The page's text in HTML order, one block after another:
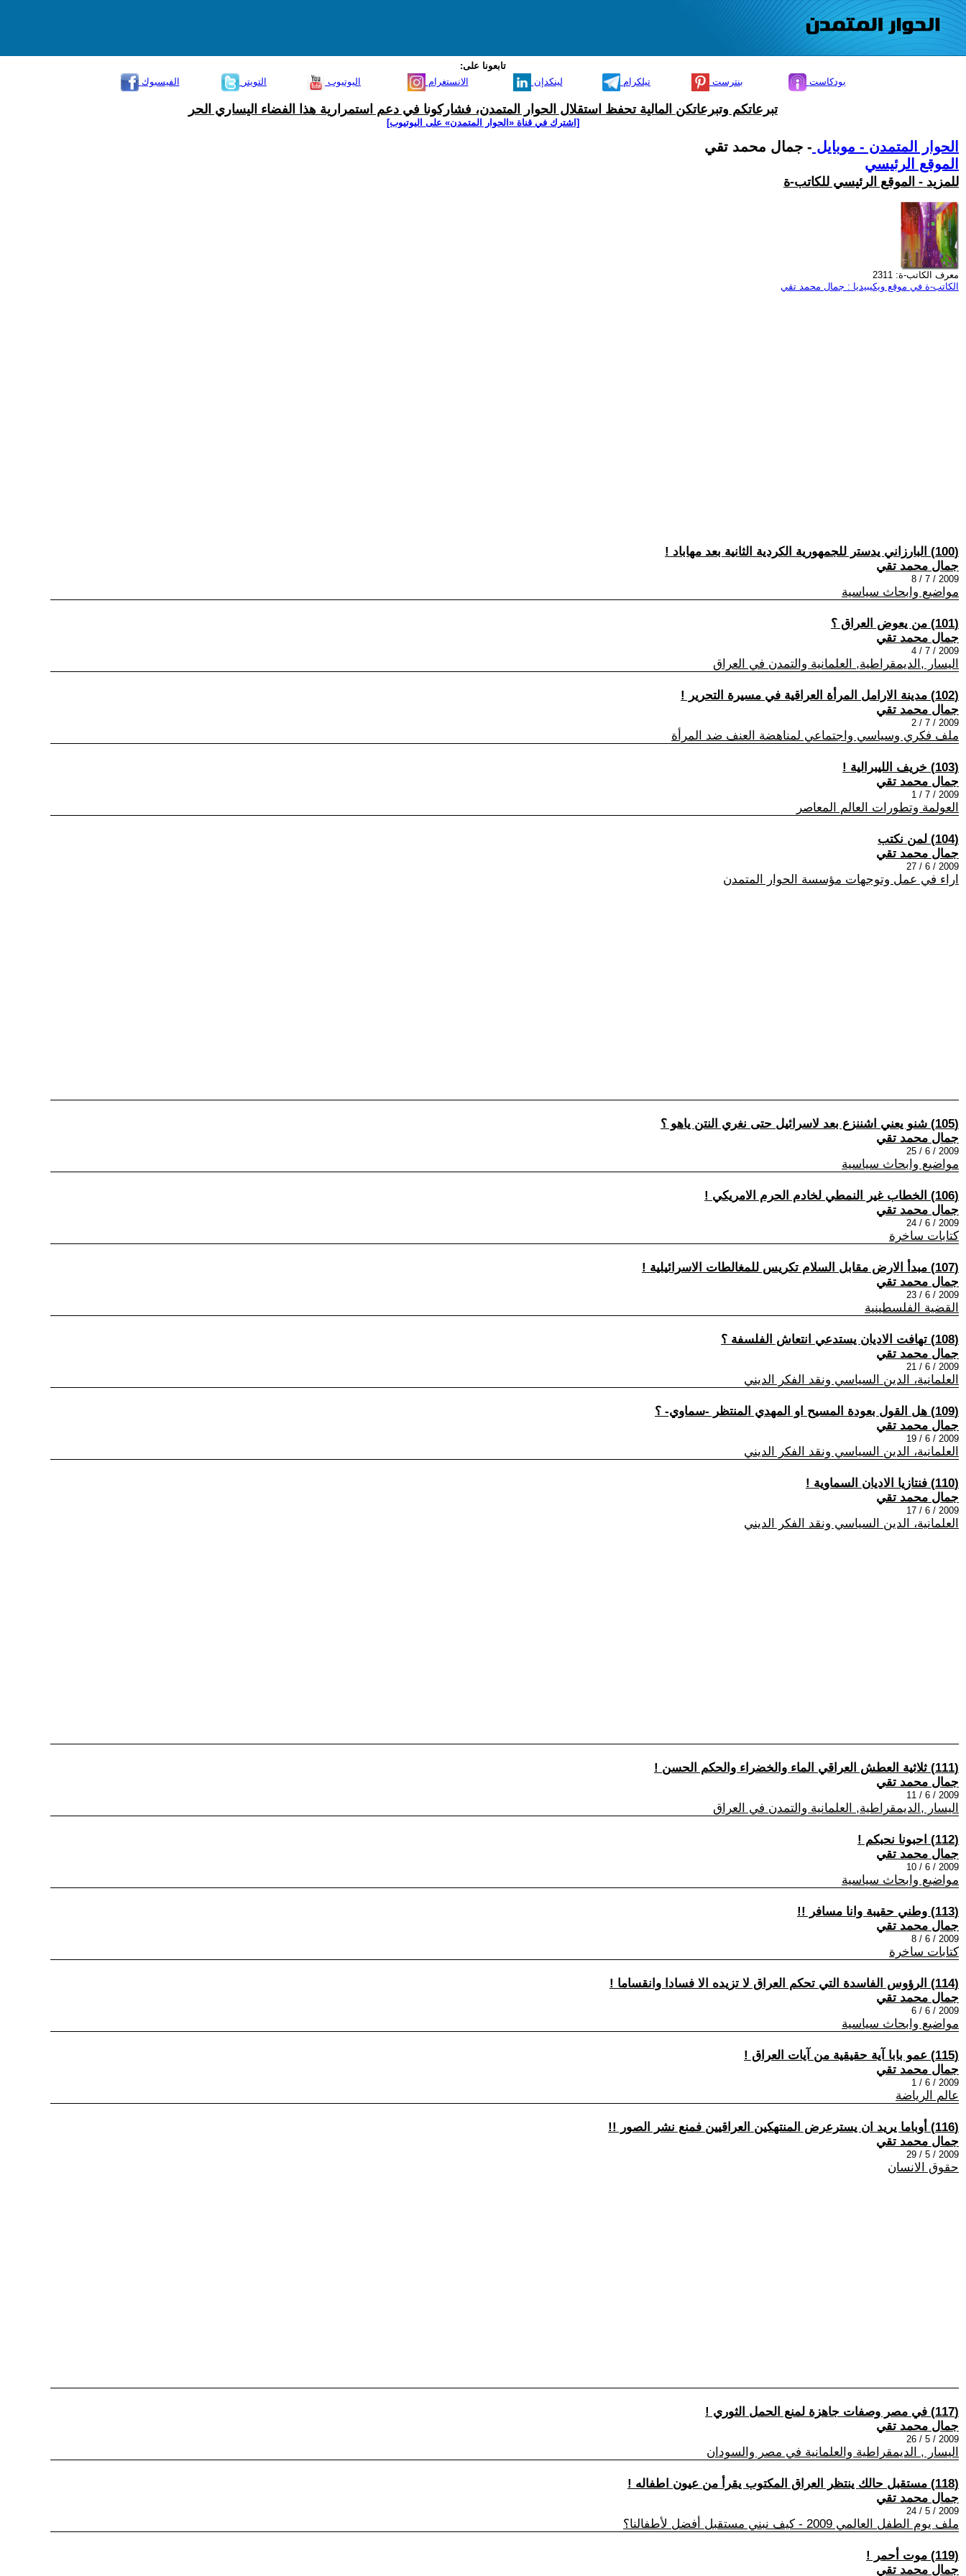
تابعونا على:
الفيسبوك
التويتر اليوتيوب الانستغرام لينكدإن تيلكرام بنترست بودكاست
تبرعاتكم وتبرعاتكن المالية تحفظ استقلال الحوار المتمدن، فشاركونا في دعم استمرارية هذا الفضاء اليساري الحر
[اشترك في قناة ‫«الحوار المتمدن» على اليوتيوب]
الحوار المتمدن - موبايل - جمال محمد تقي
الموقع الرئيسي
للمزيد - الموقع الرئيسي للكاتب-ة
معرف الكاتب-ة: 2311
الكاتب-ة في موقع ويكيبيديا : جمال محمد تقي
(100) البارزاني يدستر للجمهورية الكردية الثانية بعد مهاباد !
جمال محمد تقي
2009 / 7 / 8
مواضيع وابحاث سياسية
(101) من يعوض العراق ؟
جمال محمد تقي
2009 / 7 / 4
اليسار ,الديمقراطية, العلمانية والتمدن في العراق
(102) مدينة الارامل المرأة العراقية في مسيرة التحرير !
جمال محمد تقي
2009 / 7 / 2
ملف فكري وسياسي واجتماعي لمناهضة العنف ضد المرأة
(103) خريف الليبرالية !
جمال محمد تقي
2009 / 7 / 1
العولمة وتطورات العالم المعاصر
(104) لمن نكتب
جمال محمد تقي
2009 / 6 / 27
اراء في عمل وتوجهات مؤسسة الحوار المتمدن
(105) شنو يعني اشننزع بعد لاسرائيل حتى نغري النتن ياهو ؟
جمال محمد تقي
2009 / 6 / 25
مواضيع وابحاث سياسية
(106) الخطاب غير النمطي لخادم الحرم الامريكي !
جمال محمد تقي
2009 / 6 / 24
كتابات ساخرة
(107) مبدأ الارض مقابل السلام تكريس للمغالطات الاسرائيلية !
جمال محمد تقي
2009 / 6 / 23
القضية الفلسطينية
(108) تهافت الاديان يستدعي انتعاش الفلسفة ؟
جمال محمد تقي
2009 / 6 / 21
العلمانية، الدين السياسي ونقد الفكر الديني
(109) هل القول بعودة المسيح او المهدي المنتظر -سماوي- ؟
جمال محمد تقي
2009 / 6 / 19
العلمانية، الدين السياسي ونقد الفكر الديني
(110) فنتازيا الاديان السماوية !
جمال محمد تقي
2009 / 6 / 17
العلمانية، الدين السياسي ونقد الفكر الديني
(111) ثلاثية العطش العراقي الماء والخضراء والحكم الحسن !
جمال محمد تقي
2009 / 6 / 11
اليسار ,الديمقراطية, العلمانية والتمدن في العراق
(112) احبونا نحبكم !
جمال محمد تقي
2009 / 6 / 10
مواضيع وابحاث سياسية
(113) وطني حقيبة وانا مسافر !!
جمال محمد تقي
2009 / 6 / 8
كتابات ساخرة
(114) الرؤوس الفاسدة التي تحكم العراق لا تزيده الا فسادا وانقساما !
جمال محمد تقي
2009 / 6 / 6
مواضيع وابحاث سياسية
(115) عمو بابا آية حقيقية من آيات العراق !
جمال محمد تقي
2009 / 6 / 1
عالم الرياضة
(116) أوباما يريد ان يسترعرض المنتهكين العراقيين فمنع نشر الصور !!
جمال محمد تقي
2009 / 5 / 29
حقوق الانسان
(117) في مصر وصفات جاهزة لمنع الحمل الثوري !
جمال محمد تقي
2009 / 5 / 26
اليسار , الديمقراطية والعلمانية في مصر والسودان
(118) مستقبل حالك ينتظر العراق المكتوب يقرأ من عيون اطفاله !
جمال محمد تقي
2009 / 5 / 24
ملف يوم الطفل العالمي 2009 - كيف نبني مستقبل أفضل لأطفالنا؟
(119) موت أحمر !
جمال محمد تقي